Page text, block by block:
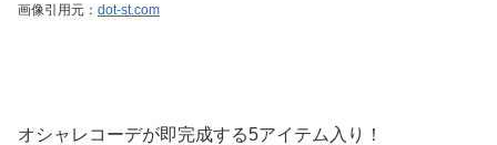
画像引用元： dot-st.com
オシャレコーデが即完成する5アイテム入り！